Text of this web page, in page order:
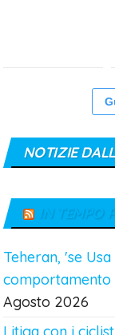
NOTIZIE
IN TEMPO
Teheran, 'se
comportamento
Agosto 2026